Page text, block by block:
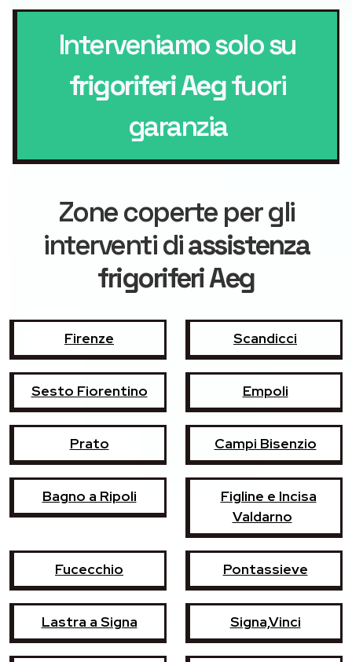
Interveniamo solo su
frigoriferi Aegfuori
garanzia
Zone coperte per gli
interventi diassistenza
frigoriferi Aeg
Firenze Scandicci
Sesto Fiorentino Empoli
Prato Campi Bisenzio
Bagno a Ripoli
Figline e Incisa
Valdarno
Fucecchio Pontassieve
Lastra a Signa Signa,Vinci